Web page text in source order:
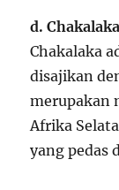
d.
Chakalaka
disajikan
merupakan
Afrika
yang pedas